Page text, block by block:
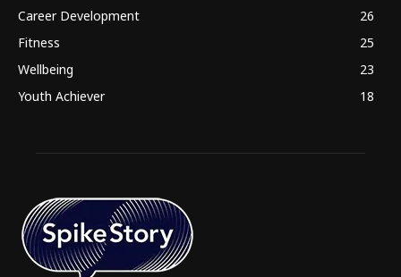
Career Development
26
Fitness
25
Wellbeing
23
Youth Achiever
18